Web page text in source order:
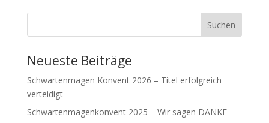
Neueste Beiträge
Schwartenmagen Konvent 2026 – Titel erfolgreich
verteidigt
Schwartenmagenkonvent 2025 – Wir sagen DANKE